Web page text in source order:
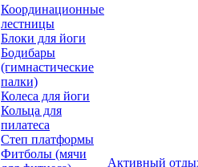
Координационные
лестницы
Блоки для йоги
Бодибары
(гимнастические
палки)
Колеса для йоги
Кольца для
пилатеса
Степ платформы
Фитболы (мячи
Активный